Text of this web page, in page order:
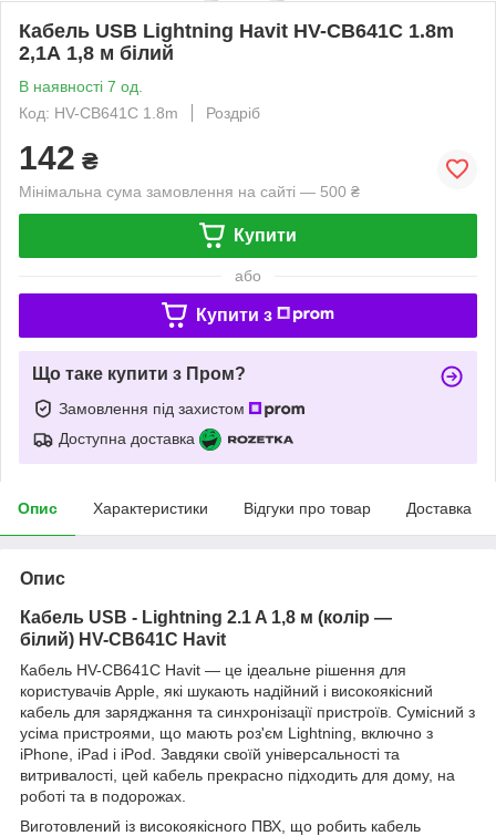
Кабель USB Lightning Havit HV-CB641C 1.8m
2,1А 1,8 м білий
В наявності 7 од.
Код: HV-CB641C 1.8m
Роздріб
142 ₴
Мінімальна сума замовлення на сайті — 500 ₴
Купити
або
Купити з
Що таке купити з Пром?
Замовлення під захистом
Доступна доставка
Опис Характеристики Відгуки про товар Доставка
Опис
Кабель USB - Lightning 2.1 A 1,8 м (колір —
білий) HV-CB641C Havit
Кабель HV-CB641C Havit — це ідеальне рішення для
користувачів Apple, які шукають надійний і високоякісний
кабель для заряджання та синхронізації пристроїв. Сумісний з
усіма пристроями, що мають роз'єм Lightning, включно з
iPhone, iPad і iPod. Завдяки своїй універсальності та
витривалості, цей кабель прекрасно підходить для дому, на
роботі та в подорожах.
Виготовлений із високоякісного ПВХ, що робить кабель